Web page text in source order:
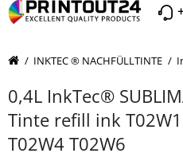
INKTEC ® NACHFÜLLTINTE
0,4L InkTec®
Tinte refill ink
T02W4 T02W6